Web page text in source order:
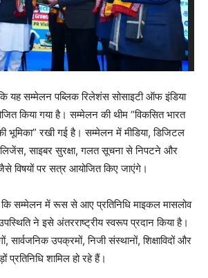
कि यह सम्मेलन पब्लिक रिलेशंस सोसाइटी ऑफ इंडिया
किया गया है। सम्मेलन की थीम “विकसित भारत
रखी गई है। सम्मेलन में मीडिया, डिजिटल
साइबर सुरक्षा, गलत सूचना से निपटने और
विषयों पर सत्र आयोजित किए जाएंगे।
कि सम्मेलन में रूस से आए प्रतिनिधि माइकल मासलोव
ने इसे अंतरराष्ट्रीय स्वरूप प्रदान किया है।
सार्वजनिक उपक्रमों, निजी संस्थानों, शिक्षाविदों और
प्रतिनिधि शामिल हो रहे हैं।